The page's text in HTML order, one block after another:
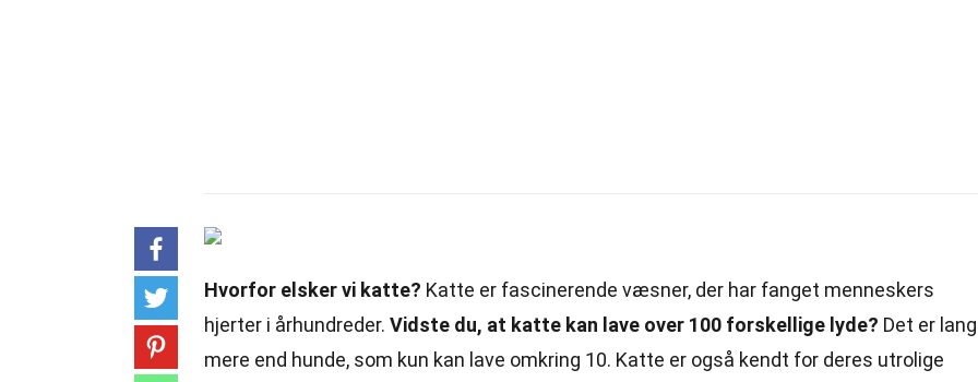
Hvorfor elsker vi katte? Katte er fascinerende væsner, der har fanget menneskers
hjerter i århundreder. Vidste du, at katte kan lave over 100 forskellige lyde? Det er
mere end hunde, som kun kan lave omkring 10. Katte er også kendt for deres utrolige